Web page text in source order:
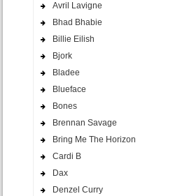
Avril Lavigne
Bhad Bhabie
Billie Eilish
Bjork
Bladee
Blueface
Bones
Brennan Savage
Bring Me The Horizon
Cardi B
Dax
Denzel Curry